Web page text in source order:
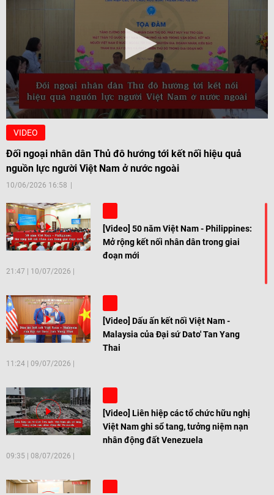
VIDEO
Đối ngoại nhân dân Thủ đô hướng tới kết nối hiệu quả
nguồn lực người Việt Nam ở nước ngoài
10/06/2026 16:58
[Video] 50 năm Việt Nam - Philippines:
Mở rộng kết nối nhân dân trong giai
đoạn mới
21:47 10/07/2026
[Video] Dấu ấn kết nối Việt Nam -
Malaysia của Đại sứ Dato' Tan Yang
Thai
11:24 09/07/2026
[Video] Liên hiệp các tổ chức hữu nghị
Việt Nam ghi sổ tang, tưởng niệm nạn
nhân động đất Venezuela
09:35 08/07/2026